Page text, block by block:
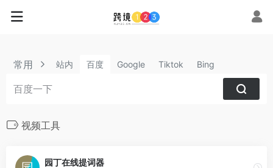
常用 站内 百度 Google Tiktok Bing
视频工具
园丁在线提词器